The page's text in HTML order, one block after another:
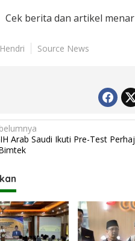
Cek berita dan artikel
Source News
Arab Saudi Ikuti Pre-Test